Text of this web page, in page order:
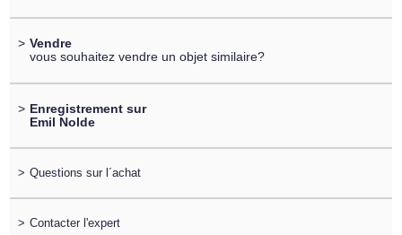
> Vendre
vous souhaitez vendre un objet similaire?
> Enregistrement sur
Emil Nolde
> Questions sur l´achat
> Contacter l'expert